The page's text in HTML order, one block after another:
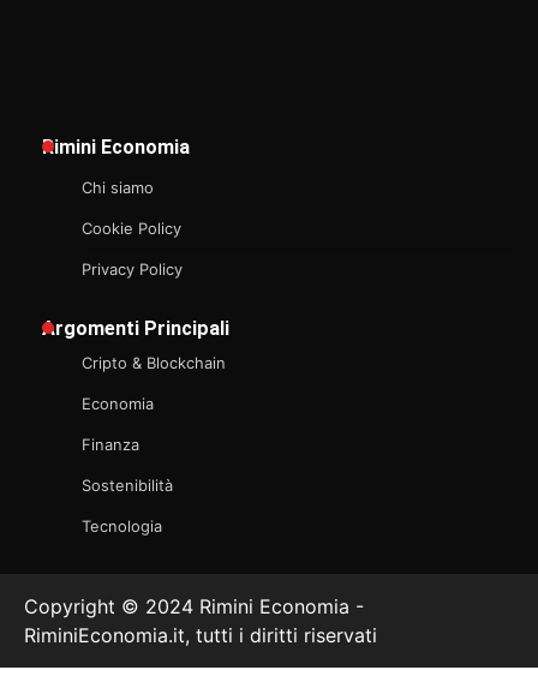
Rimini Economia
Chi siamo
Cookie Policy
Privacy Policy
Argomenti Principali
Cripto & Blockchain
Economia
Finanza
Sostenibilità
Tecnologia
Copyright © 2024 Rimini Economia -
RiminiEconomia.it, tutti i diritti riservati